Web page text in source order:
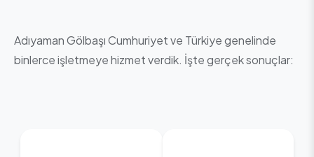
Adıyaman Gölbaşı Cumhuriyet ve Türkiye genelinde
binlerce işletmeye hizmet verdik. İşte gerçek sonuçlar: